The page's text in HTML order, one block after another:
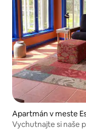
Apartmán v meste
Vychutnajte si naše